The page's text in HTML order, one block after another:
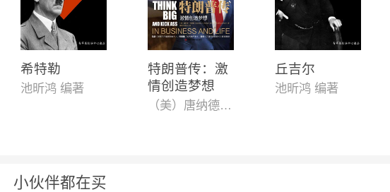
希特勒
池昕鸿 编著
特朗普传：激
情创造梦想
（美）唐纳德·特朗普
丘吉尔
池昕鸿 编著
小伙伴都在买